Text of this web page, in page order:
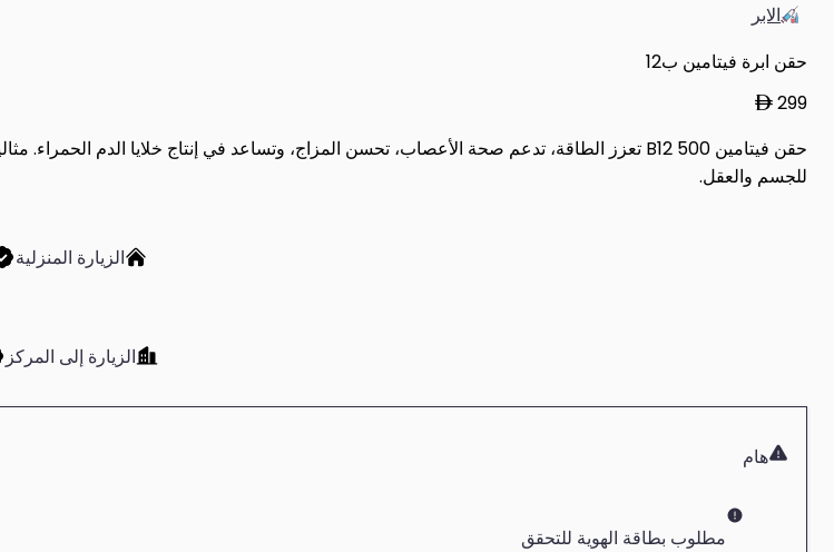
الابر
حقن ابرة فيتامين ب12
299
للجسم والعقل.
الزيارة المنزلية
الزيارة إلى المركز
هام
مطلوب بطاقة الهوية للتحقق